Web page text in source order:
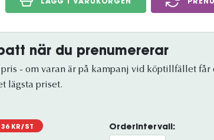
LÄGG I VARUKORGEN
när du prenumererar
- om varan är på kampanj vid köptillfället får
lägsta priset.
36 KR/ST Orderintervall: